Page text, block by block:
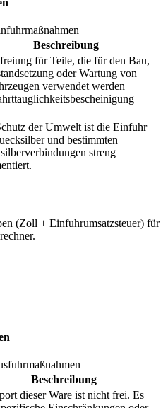
Beschreibung
für Teile, die für den Bau,
oder Wartung von
verwendet werden
der Umwelt ist die Einfuhr
und bestimmten
streng
(Zoll + Einfuhrumsatzsteuer) für
Beschreibung
dieser Ware ist nicht frei. Es